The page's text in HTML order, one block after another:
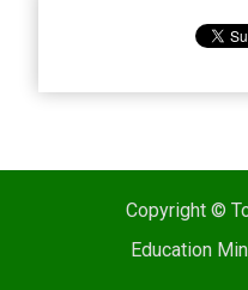
Copyright ©
Education